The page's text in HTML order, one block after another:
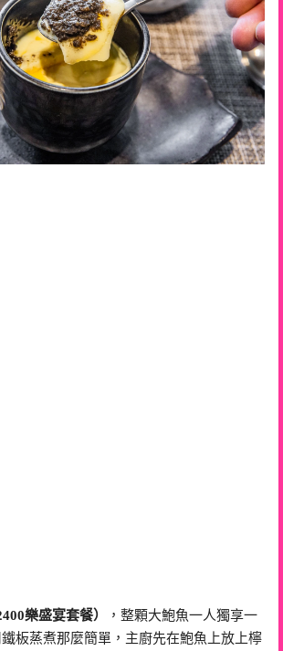
樂盛宴套餐）
，整顆大鮑魚一人獨享一
板蒸煮那麼簡單，主廚先在鮑魚上放上檸